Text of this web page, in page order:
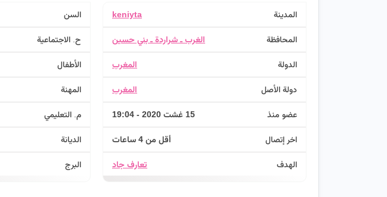
المدينة keniyta
المحافظة الغرب ـ شراردة ـ بني حسين
الدولة المغرب
دولة الأصل المغرب
عضو منذ 15 غشت 2020 - 19:04
اخر إتصال أقل من 4 ساعات
الهدف تعارف جاد
السن
ح. الاجتماعية
الأطفال
المهنة
م. التعليمي
الديانة
البرج